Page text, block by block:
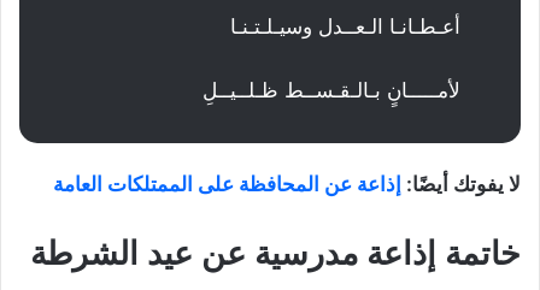
أعـطـانـا الـعــدل وسيـلـتـنـا
لأمـــــانٍ بـالـقـســط ظـلــيــلِ
لا يفوتك أيضًا: إذاعة عن المحافظة على الممتلكات العامة
خاتمة إذاعة مدرسية عن عيد الشرطة